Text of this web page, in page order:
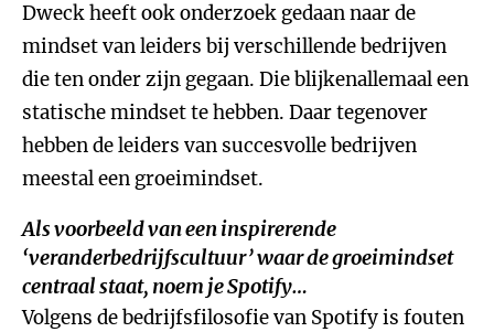
Dweck heeft ook onderzoek gedaan naar de
mindset van leiders bij verschillende bedrijven
die ten onder zijn gegaan. Die blijkenallemaal een
statische mindset te hebben. Daar tegenover
hebben de leiders van succesvolle bedrijven
meestal een groeimindset.
Als voorbeeld van een inspirerende
‘veranderbedrijfscultuur’ waar de groeimindset
centraal staat, noem je Spotify…
Volgens de bedrijfsfilosofie van Spotify is fouten